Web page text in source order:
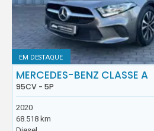
EM DESTAQUE
MERCEDES-BENZ CLASSE A
95CV - 5P
2020
68.518 km